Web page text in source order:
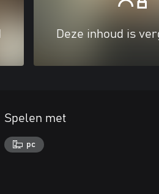
Deze inhoud is
Spelen met
pc